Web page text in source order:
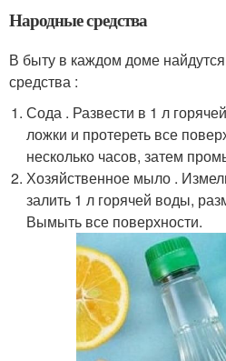
Народные средства
В быту в каждом доме
средства :
Сода . Развести в 1 л
ложки и протереть все
несколько часов, затем
Хозяйственное мыло .
залить 1 л горячей воды,
Вымыть все поверхности.